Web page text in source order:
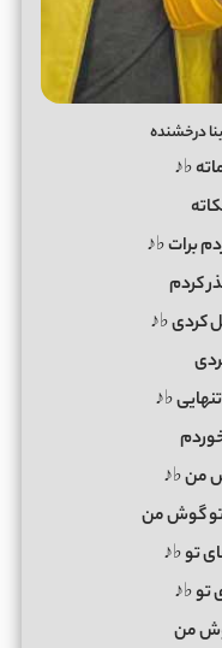
درخشنده
♭♪
برات ♭♪
کردم
کردی ♭♪
♭♪
من ♭♪
تو گوش من
تو ♭♪
تو ♭♪
دوش من